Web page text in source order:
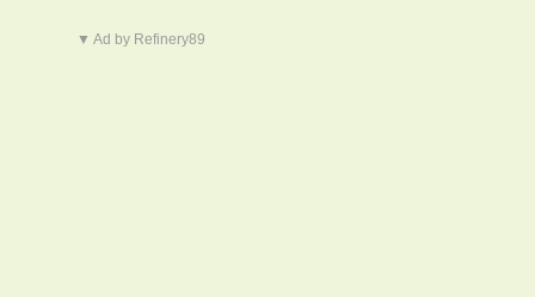
▼ Ad by Refinery89